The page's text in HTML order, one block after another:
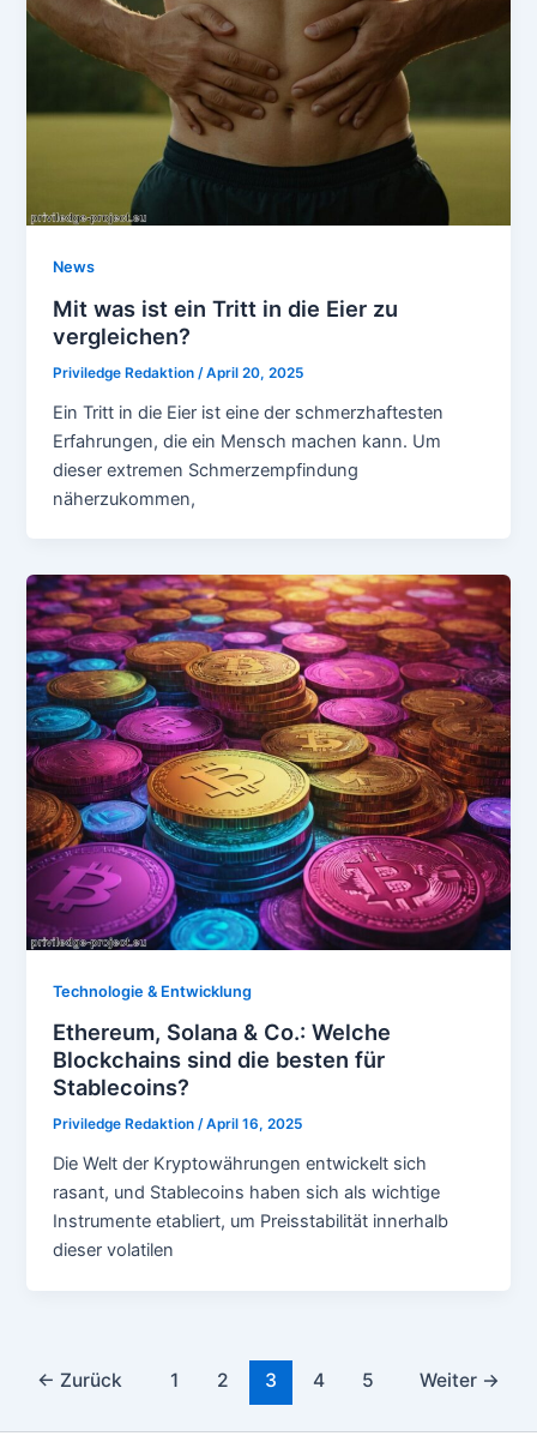
News
Mit was ist ein Tritt in die Eier zu
vergleichen?
Priviledge Redaktion /April 20, 2025
Ein Tritt in die Eier ist eine der schmerzhaftesten
Erfahrungen, die ein Mensch machen kann. Um
dieser extremen Schmerzempfindung
näherzukommen,
Technologie & Entwicklung
Ethereum, Solana & Co.: Welche
Blockchains sind die besten für
Stablecoins?
Priviledge Redaktion/April 16, 2025
Die Welt der Kryptowährungen entwickelt sich
rasant, und Stablecoins haben sich als wichtige
Instrumente etabliert, um Preisstabilität innerhalb
dieser volatilen
Seitennummerierung
← Zurück 1 2 3 4 5 Weiter →